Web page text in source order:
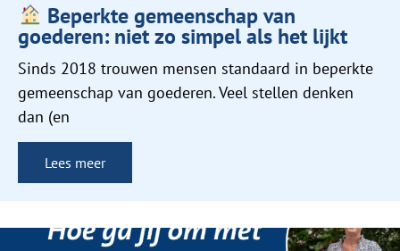
Beperkte gemeenschap van
goederen: niet zo simpel als het lijkt
Sinds 2018 trouwen mensen standaard in beperkte
gemeenschap van goederen. Veel stellen denken
dan (en
Lees meer